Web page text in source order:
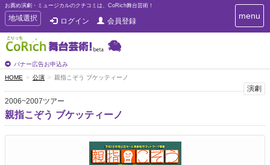
お薦め演劇・ミュージカルのクチコミは、CoRich舞台芸術！
T
o
g
g
e
n
a
v
i
g
地域選択 ログイン 会員登録
バナー広告お申込み
T
o
i
g
menu
HOME 公演 親指こぞう ブケッティーノ
演劇
2006~2007ツアー
親指こぞう ブケッティーノ